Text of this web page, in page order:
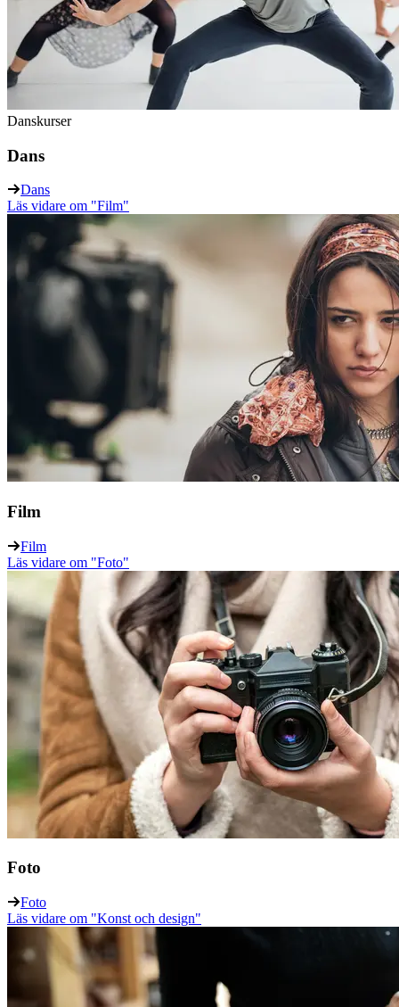
Danskurser
Dans
Dans
Läs vidare om "Film"
Film
Film
Läs vidare om "Foto"
Foto
Foto
Läs vidare om "Konst och design"